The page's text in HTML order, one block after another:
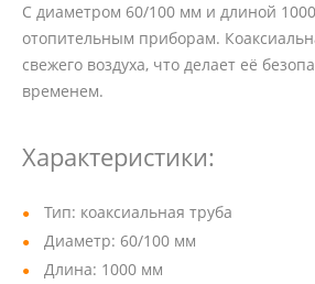
С диаметром 60/100 мм и длиной
отопительным приборам.
свежего воздуха, что делает её
временем.
Характеристики:
Тип: коаксиальная труба
Диаметр: 60/100 мм
Длина: 1000 мм